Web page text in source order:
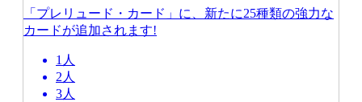
「プレリュード・カード」に、新たに25種類の強力な
カードが追加されます!
1人
2人
3人